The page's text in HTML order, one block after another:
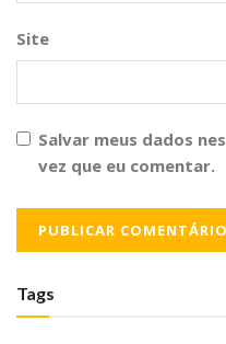
Site
Salvar meus dados
vez que eu comentar.
Tags